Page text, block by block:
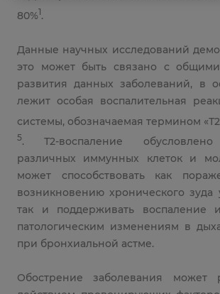
80%1 .
Данные научных исследований
это может быть связано с
развития данных заболеваний, в
лежит особая воспалительная
системы, обозначаемая термином
5. Т2-воспаление обусловлено
различных иммунных клеток и
может способствовать как
возникновению хронического
так и поддерживать воспаление
патологическим изменениям в
при бронхиальной астме.
Обострение заболевания может